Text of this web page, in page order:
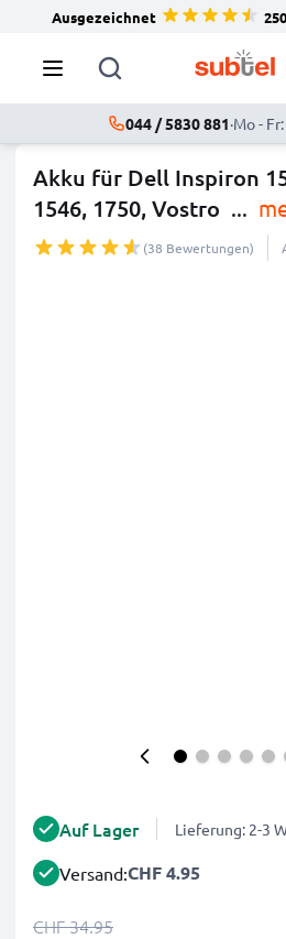
Ausgezeichnet
044 / 5830 881·Mo -
Akku für Dell Inspiron
1546, 1750, Vostro ...
(38 Bewertungen)
Auf Lager Lieferung: 2-3
Versand:CHF 4.95
CHF 34.95